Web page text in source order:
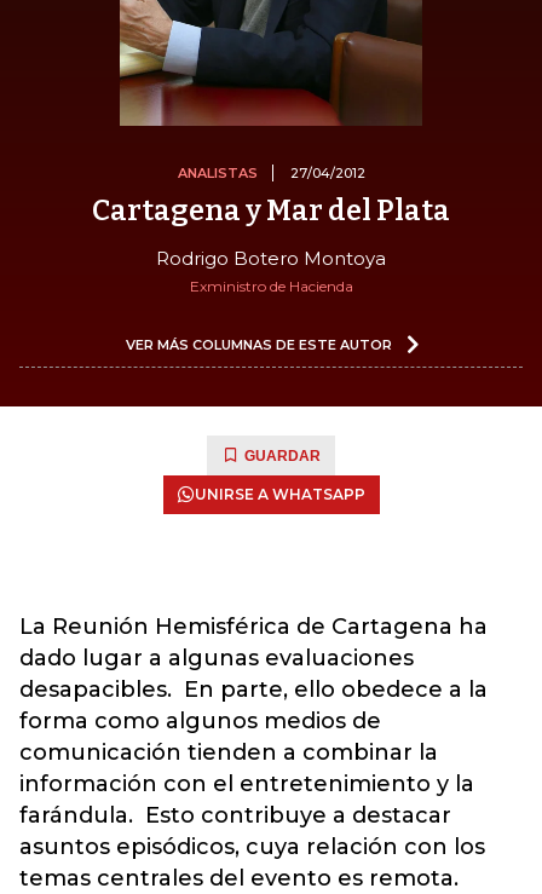
ANALISTAS 27/04/2012
Cartagena y Mar del Plata
Rodrigo Botero Montoya
Exministro de Hacienda
VER MÁS COLUMNAS DE ESTE AUTOR
GUARDAR
UNIRSE A WHATSAPP
La Reunión Hemisférica de Cartagena ha
dado lugar a algunas evaluaciones
desapacibles. En parte, ello obedece a la
forma como algunos medios de
comunicación tienden a combinar la
información con el entretenimiento y la
farándula. Esto contribuye a destacar
asuntos episódicos, cuya relación con los
temas centrales del evento es remota.